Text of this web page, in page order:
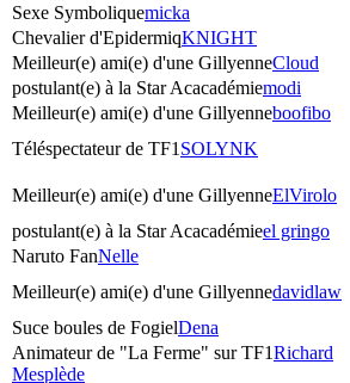
Sexe Symboliquemicka
Chevalier d'EpidermiqKNIGHT
Meilleur(e) ami(e) d'une GillyenneCloud
postulant(e) à la Star Acacadémiemodi
Meilleur(e) ami(e) d'une Gillyenneboofibo
Téléspectateur de TF1 SOLYNK
Meilleur(e) ami(e) d'une GillyenneElVirolo
postulant(e) à la Star Acacadémieel gringo
Naruto FanNelle
Meilleur(e) ami(e) d'une Gillyennedavidlaw
Suce boules de FogielDena
Animateur de "La Ferme" sur TF1Richard
Mesplède